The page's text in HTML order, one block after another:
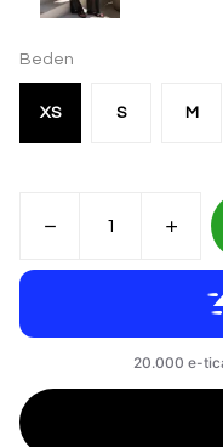
Beden
XS S M